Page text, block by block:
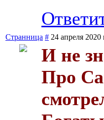
Странница # 24 апреля 2020
И не
Про